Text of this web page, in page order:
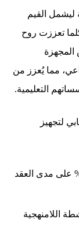
ليشمل القيم
كلما تعززت روح
المجهزة
مما يُعزز من
التعليمية.
لتجهيز
نسبة التسرب الدراسي بنسبة 30% على مدى العقد
اللامنهجية